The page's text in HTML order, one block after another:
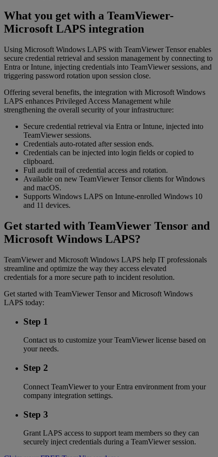
What you get with a TeamViewer-
Microsoft LAPS integration
Using Microsoft Windows LAPS with TeamViewer Tensor enables
secure credential retrieval and session management by connecting to
Entra or Intune, injecting credentials into TeamViewer sessions, and
triggering password rotation upon session close.​
Offering several benefits, the integration with Microsoft Windows
LAPS enhances Privileged Access Management while
strengthening the overall security of your infrastructure:
Secure credential retrieval via Entra or Intune, injected into
TeamViewer sessions.
Credentials auto-rotated after session ends.
Credentials can be injected into login fields or copied to
clipboard.
Full audit trail of credential access and rotation.
Available on new TeamViewer Tensor clients for Windows
and macOS.
Supports Windows LAPS on Intune-enrolled Windows 10
and 11 devices.
Get started with TeamViewer Tensor and
Microsoft Windows LAPS?
TeamViewer and Microsoft Windows LAPS help IT professionals
streamline and optimize the way they access elevated
credentials for a more secure path to incident resolution.
Get started with TeamViewer Tensor and Microsoft Windows
LAPS today:
Step 1
Contact us to customize your TeamViewer license based on
your needs.
Step 2
Connect TeamViewer to your Entra environment from your
company integration settings.
Step 3
Grant LAPS access to support team members so they can
securely inject credentials during a TeamViewer session.